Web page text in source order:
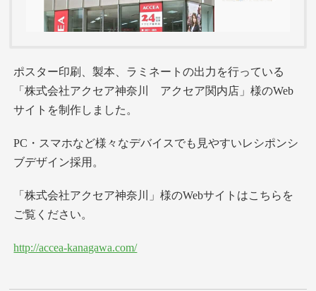
ポスター印刷、製本、ラミネートの出力を行っている
「株式会社アクセア神奈川 アクセア関内店」様のWeb
サイトを制作しました。
PC・スマホなど様々なデバイスでも見やすいレシポンシ
ブデザイン採用。
「株式会社アクセア神奈川」様のWebサイトはこちらを
ご覧ください。
http://accea-kanagawa.com/